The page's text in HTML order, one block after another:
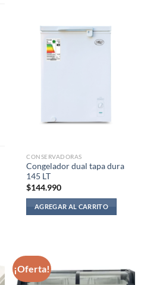
CONSERVADORAS
Congelador dual tapa dura
145 LT
$144.990
AGREGAR AL CARRITO
¡Oferta!